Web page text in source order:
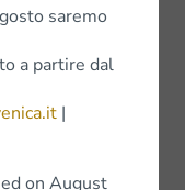
saremo
a partire dal
|
on August